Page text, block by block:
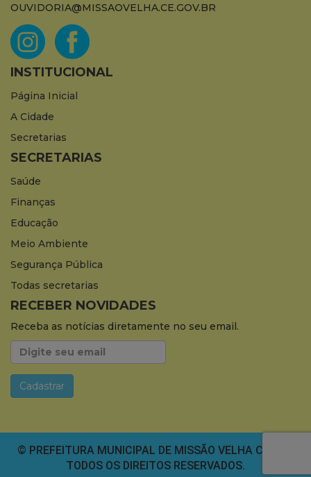
OUVIDORIA@MISSAOVELHA.CE.GOV.BR
INSTITUCIONAL
Página Inicial
A Cidade
Secretarias
SECRETARIAS
Saúde
Finanças
Educação
Meio Ambiente
Segurança Pública
Todas secretarias
RECEBER NOVIDADES
Receba as notícias diretamente no seu email.
© PREFEITURA MUNICIPAL DE MISSÃO VELHA CEARÁ.
TODOS OS DIREITOS RESERVADOS.